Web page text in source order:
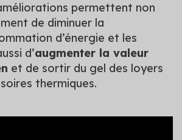
permettent non
de diminuer la
d’énergie et les
d’augmenter la valeur
et de sortir du gel des loyers
thermiques.